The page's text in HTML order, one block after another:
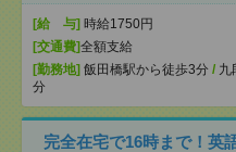
[給 与] 時給1750円
[交通費]全額支給
[勤務地] 飯田橋駅から徒歩3分 / 九
分
完全在宅で16時まで！英